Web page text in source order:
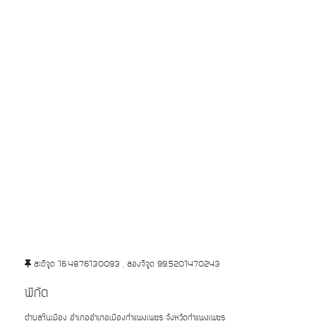
ละติจูด 16.4876130093 , ลองจิจูด 99.5201470243
พิกัด
ตำบลในเมือง อำเภออำเภอเมืองกำแพงเพชร จังหวัดกำแพงเพชร